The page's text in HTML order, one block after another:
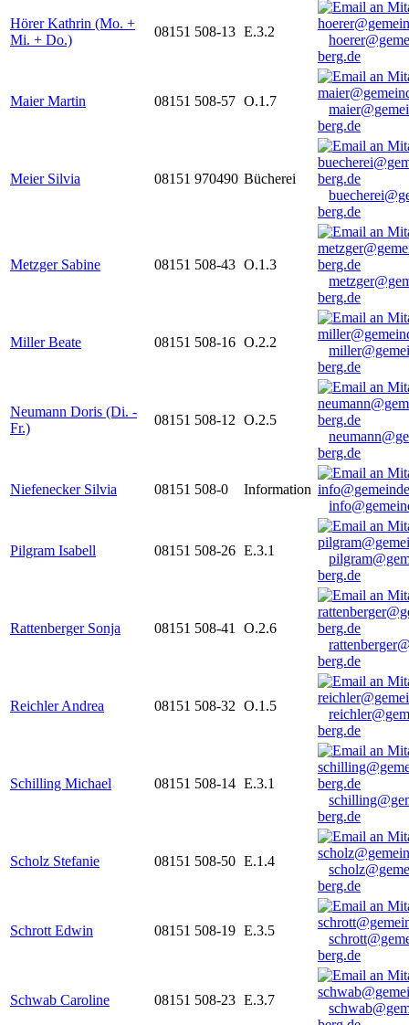
Hörer Kathrin (Mo. +
Mi. + Do.)
08151 508-13 E.3.2
berg.de
Maier Martin 08151 508-57 O.1.7
berg.de
Meier Silvia 08151 970490 Bücherei
berg.de
Metzger Sabine 08151 508-43 O.1.3
berg.de
Miller Beate 08151 508-16 O.2.2
berg.de
Neumann Doris (Di. -
Fr.)
08151 508-12 O.2.5
berg.de
Niefenecker Silvia 08151 508-0
Information
Pilgram Isabell 08151 508-26 E.3.1
berg.de
Rattenberger Sonja 08151 508-41
O.2.6
berg.de
Reichler Andrea 08151 508-32 O.1.5
berg.de
Schilling Michael 08151 508-14 E.3.1
berg.de
Scholz Stefanie 08151 508-50 E.1.4
berg.de
Schrott Edwin 08151 508-19 E.3.5
berg.de
Schwab Caroline 08151 508-23 E.3.7